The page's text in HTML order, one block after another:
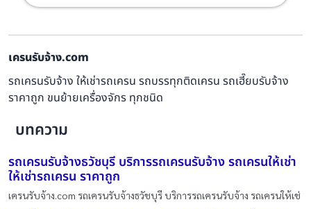
เครนรับจ้าง.com
รถเครนรับจ้าง ให้เช่ารถเครน รถบรรทุกติดเครน รถเฮี๊ยบรับจ้าง
ราคาถูก ขนย้ายเครื่องจักร ทุกชนิด
บทความ
รถเครนรับจ้างธวัชบุรี บริการรถเครนรับจ้าง รถเครนให้เช่า
ให้เช่ารถเครน ราคาถูก
เครนรับจ้าง.com รถเครนรับจ้างธวัชบุรี บริการรถเครนรับจ้าง รถเครนให้เช่